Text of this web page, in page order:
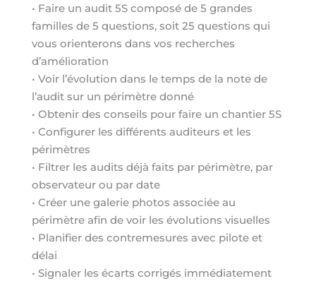
• Faire un audit 5S composé de 5 grandes
familles de 5 questions, soit 25 questions qui
vous orienterons dans vos recherches
d’amélioration
• Voir l’évolution dans le temps de la note de
l’audit sur un périmètre donné
• Obtenir des conseils pour faire un chantier 5S
• Configurer les différents auditeurs et les
périmètres
• Filtrer les audits déjà faits par périmètre, par
observateur ou par date
• Créer une galerie photos associée au
périmètre afin de voir les évolutions visuelles
• Planifier des contremesures avec pilote et
délai
• Signaler les écarts corrigés immédiatement